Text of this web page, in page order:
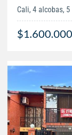
Cali, 4 alcobas,